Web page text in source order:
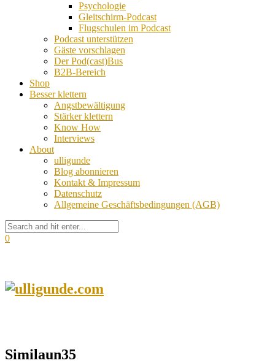
Psychologie
Gleitschirm-Podcast
Flugschulen im Podcast
Podcast unterstützen
Gäste vorschlagen
Der Pod(cast)Bus
B2B-Bereich
Shop
Besser klettern
Angstbewältigung
Stärker klettern
Know How
Interviews
About
ulligunde
Blog abonnieren
Kontakt & Impressum
Datenschutz
Allgemeine Geschäftsbedingungen (AGB)
0
Similaun35